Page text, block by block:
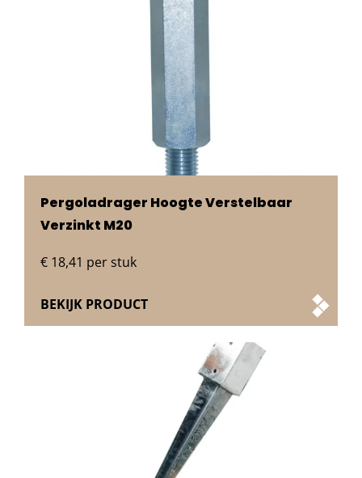
Pergoladrager Hoogte Verstelbaar
Verzinkt M20
€18,41 per stuk
BEKIJK PRODUCT